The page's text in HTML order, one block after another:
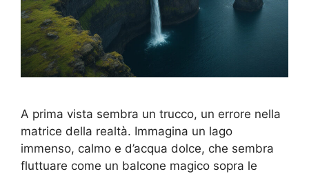
A prima vista sembra un trucco, un errore nella
matrice della realtà. Immagina un lago
immenso, calmo e d’acqua dolce, che sembra
fluttuare come un balcone magico sopra le